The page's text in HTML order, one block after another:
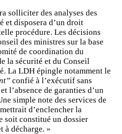
solliciter des analyses des
et disposera d’un droit
procédure. Les décisions
des ministres sur la base
de coordination du
la sécurité et du Conseil
La LDH épingle notamment le
confié à l’exécutif sans
l’absence de garanties d’un
simple note des services de
d’enclencher la
soit constitué un dossier
à décharge. »